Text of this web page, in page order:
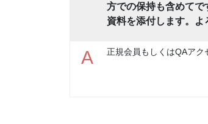
方での保持も含めてで
資料を添付します。よ
A 正規会員もしくはQAアク